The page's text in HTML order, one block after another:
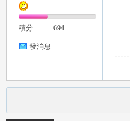
茶
積分 694
發消息